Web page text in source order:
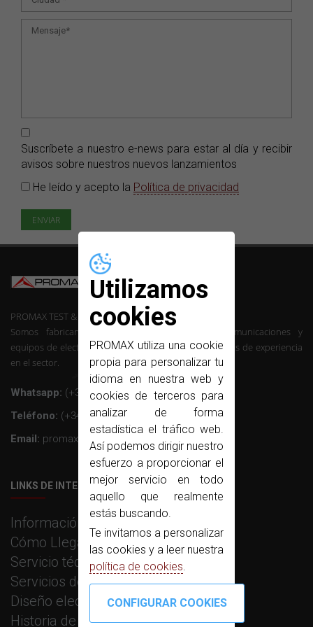
Utilizamos
cookies
PROMAX utiliza una cookie
propia para personalizar tu
idioma en nuestra web y
cookies de terceros para
analizar de forma
estadística el tráfico web.
Así podemos dirigir nuestro
esfuerzo a proporcionar el
mejor servicio en todo
aquello que realmente
estás buscando.
Te invitamos a personalizar
las cookies y a leer nuestra
política de cookies
Suscríbete a nuestro e-news para estar al día y recibir
avisos sobre nuestros nuevos lanzamientos
He leído y acepto la Política de privacidad
PROMAX TEST & MEASUREMENT, SLU ©
Somos fabricantes de instrumentación de telecomunicaciones y
equipos de electrónica profesional con mas de 50 años de experiencia
en el sector.
Whatsapp: (+34) 607 26 65 32
Teléfono: (+34) 931 847 700
Email: promax@promax.es
LINKS DE INTERÉS
Información corporativa
Cómo Llegar
Servicio técnico
Servicios de fabricación
Diseño electrónico e I+D
Historia de PROMAX